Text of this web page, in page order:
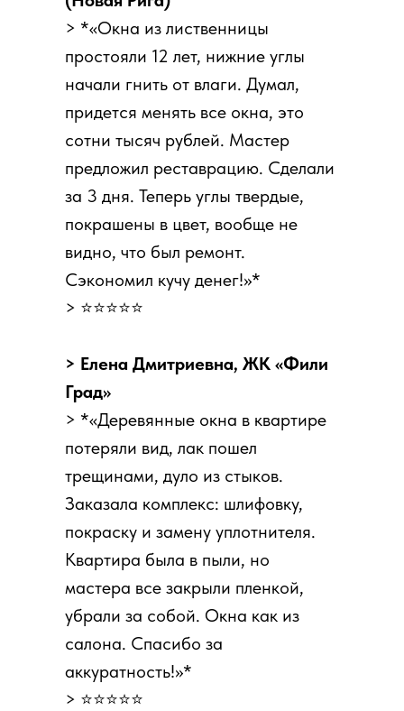
> *«Окна из лиственницы
простояли 12 лет, нижние углы
начали гнить от влаги. Думал,
придется менять все окна, это
сотни тысяч рублей. Мастер
предложил реставрацию. Сделали
за 3 дня. Теперь углы твердые,
покрашены в цвет, вообще не
видно, что был ремонт.
Сэкономил кучу денег!»*
> ⭐⭐⭐⭐⭐
> Елена Дмитриевна, ЖК «Фили
Град»
> *«Деревянные окна в квартире
потеряли вид, лак пошел
трещинами, дуло из стыков.
Заказала комплекс: шлифовку,
покраску и замену уплотнителя.
Квартира была в пыли, но
мастера все закрыли пленкой,
убрали за собой. Окна как из
салона. Спасибо за
аккуратность!»*
> ⭐⭐⭐⭐⭐